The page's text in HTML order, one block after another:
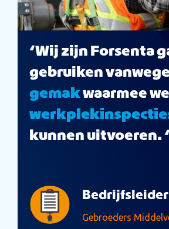
‘Wij zijn Forsenta
gebruiken vanwege
gemakwaarmee
kunnen uitvoeren. ‘
Bedrijfsleider
Gebroeders